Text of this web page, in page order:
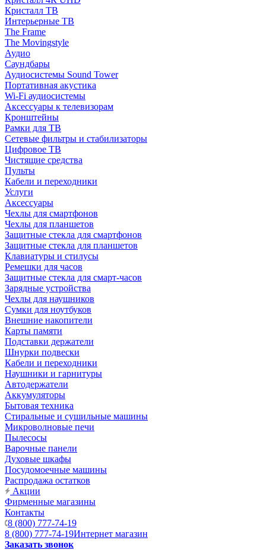
Кристалл ТВ
Интерьерные ТВ
The Frame
The Movingstyle
Аудио
Саундбары
Аудиосистемы Sound Tower
Портативная акустика
Wi-Fi аудиосистемы
Аксессуары к телевизорам
Кронштейны
Рамки для ТВ
Сетевые фильтры и стабилизаторы
Цифровое ТВ
Чистящие средства
Пульты
Кабели и переходники
Услуги
Аксессуары
Чехлы для смартфонов
Чехлы для планшетов
Защитные стекла для смартфонов
Защитные стекла для планшетов
Клавиатуры и стилусы
Ремешки для часов
Защитные стекла для смарт-часов
Зарядные устройства
Чехлы для наушников
Сумки для ноутбуков
Внешние накопители
Карты памяти
Подставки держатели
Шнурки подвески
Кабели и переходники
Наушники и гарнитуры
Автодержатели
Аккумуляторы
Бытовая техника
Стиральные и сушильные машины
Микроволновые печи
Пылесосы
Варочные панели
Духовые шкафы
Посудомоечные машины
Распродажа остатков
Акции
Фирменные магазины
Контакты
8 (800) 777-74-19
8 (800) 777-74-19Интернет магазин
Заказать звонок